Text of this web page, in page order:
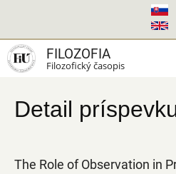
hlavný
obsah
FILOZOFIA
Filozofický časopis
Detail
The Role of Observation in